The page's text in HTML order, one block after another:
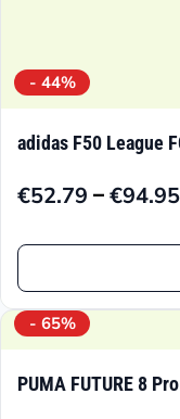
- 44%
adidas F50 League
€52.79 –€94.95
Preisspanne:
€94.95
Dieses
Produkt
weist
- 65%
PUMA FUTURE 8